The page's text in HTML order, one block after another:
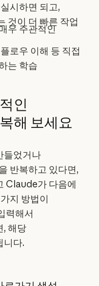
시하면 되고,
것이 더 빠른 작업
우 주관적인
로우 이해 등 직접
는 학습
인
해 보세요
들었거나
반복하고 있다면,
Claude가 다음에
지 방법이
력해서
, 해당
니다.